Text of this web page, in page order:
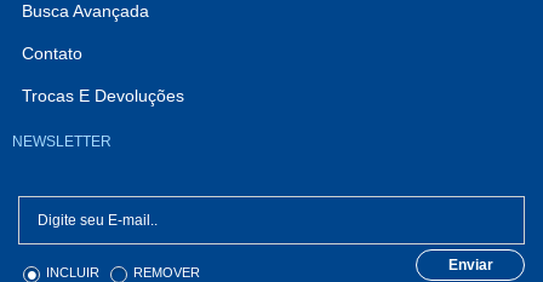
Busca Avançada
Contato
Trocas E Devoluções
NEWSLETTER
INCLUIR REMOVER Enviar